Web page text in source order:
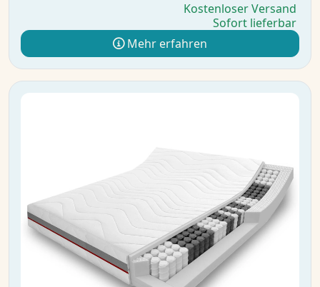
Kostenloser Versand
Sofort lieferbar
Mehr erfahren